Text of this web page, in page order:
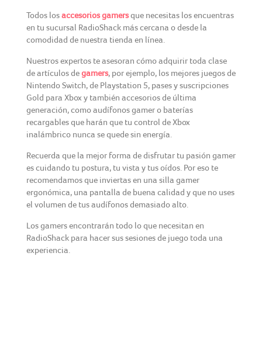
Todos losaccesorios gamersque necesitas los encuentras
en tu sucursal RadioShack más cercana o desde la
comodidad de nuestra tienda en línea.
Nuestros expertos te asesoran cómo adquirir toda clase
de artículos degamers, por ejemplo, los mejores juegos de
Nintendo Switch, de Playstation 5, pases y suscripciones
Gold para Xbox y también accesorios de última
generación, como audífonos gamer o baterías
recargables que harán que tu control de Xbox
inalámbrico nunca se quede sin energía.
Recuerda que la mejor forma de disfrutar tu pasión gamer
es cuidando tu postura, tu vista y tus oídos. Por eso te
recomendamos que inviertas en una silla gamer
ergonómica, una pantalla de buena calidad y que no uses
el volumen de tus audífonos demasiado alto.
Los gamers encontrarán todo lo que necesitan en
RadioShack para hacer sus sesiones de juego toda una
experiencia.